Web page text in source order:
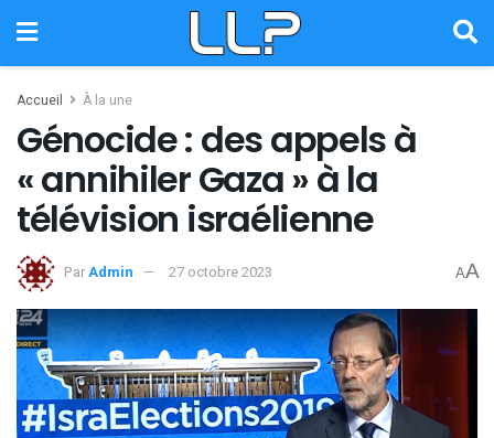
Accueil À la une
Génocide : des appels à
« annihiler Gaza » à la
télévision israélienne
ParAdmin 27 octobre 2023 AA